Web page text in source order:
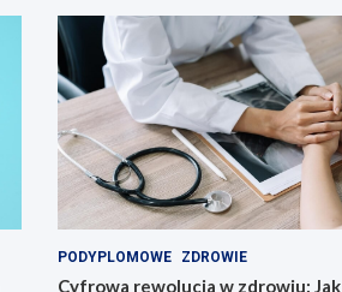
PODYPLOMOWE ZDROWIE
Cyfrowa rewolucja w zdrowiu: Jak